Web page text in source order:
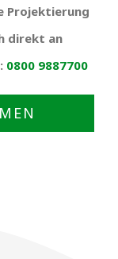
Projektierung
direkt an
0800 9887700